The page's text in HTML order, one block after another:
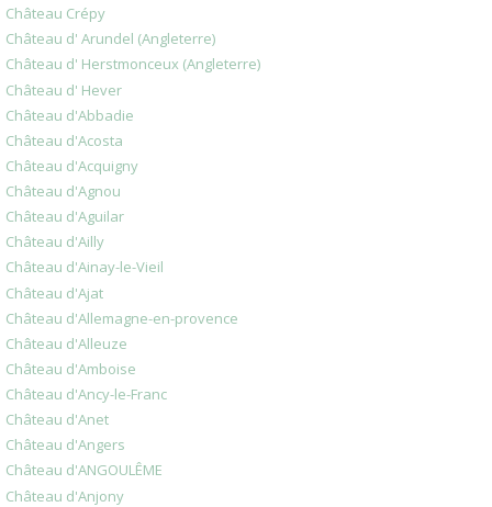
Château Crépy
Château d' Arundel (Angleterre)
Château d' Herstmonceux (Angleterre)
Château d' Hever
Château d'Abbadie
Château d'Acosta
Château d'Acquigny
Château d'Agnou
Château d'Aguilar
Château d'Ailly
Château d'Ainay-le-Vieil
Château d'Ajat
Château d'Allemagne-en-provence
Château d'Alleuze
Château d'Amboise
Château d'Ancy-le-Franc
Château d'Anet
Château d'Angers
Château d'ANGOULÊME
Château d'Anjony